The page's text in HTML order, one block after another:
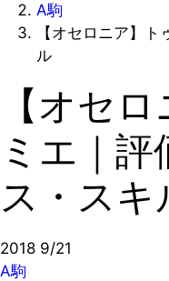
A駒
【オセロニア】
ル
【オセ
ミエ｜評
ス・スキ
2018 9/21
A駒